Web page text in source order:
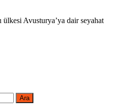
ülkesi Avusturya’ya dair seyahat